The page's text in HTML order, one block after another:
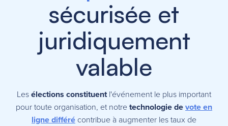
sécurisée et
juridiquement
valable
Lesélections constituentl'événement le plus important
pour toute organisation, et notretechnologie devote en
ligne différé contribue à augmenter les taux de